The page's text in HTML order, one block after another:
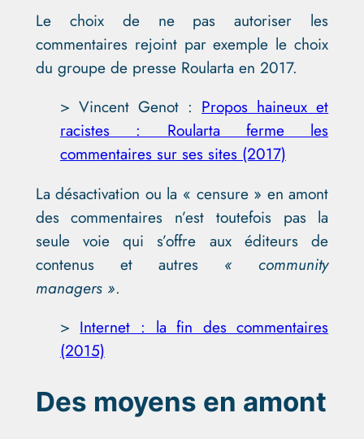
Le choix de ne pas autoriser les
commentaires rejoint par exemple le choix
du groupe de presse Roularta en 2017.
> Vincent Genot : Propos haineux et
racistes : Roularta ferme les
commentaires sur ses sites (2017)
La désactivation ou la « censure » en amont
des commentaires n’est toutefois pas la
seule voie qui s’offre aux éditeurs de
contenus et autres « community
managers ».
> Internet : la fin des commentaires
(2015)
Des moyens en amont